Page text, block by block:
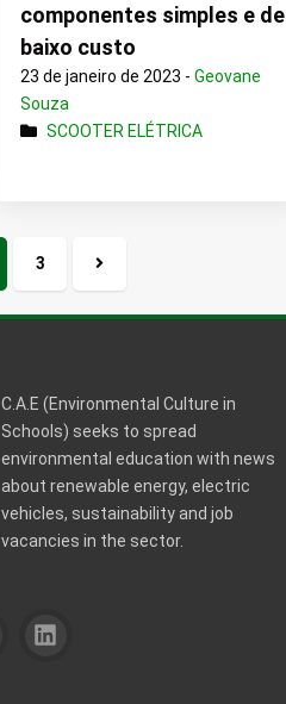
componentes simples e de
baixo custo
23 de janeiro de 2023 -Geovane
Souza
SCOOTER ELÉTRICA
3
Próxima
página
C.A.E (Environmental Culture in
Schools) seeks to spread
environmental education with news
about renewable energy, electric
vehicles, sustainability and job
vacancies in the sector.